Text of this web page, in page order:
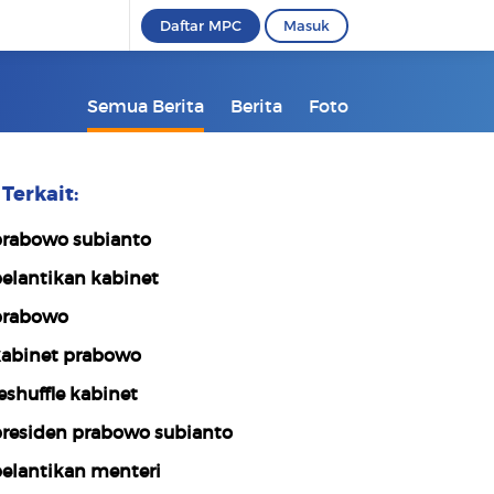
Daftar MPC Masuk
Semua Berita Berita Foto
subianto
kabinet
prabowo
kabinet
prabowo subianto
menteri